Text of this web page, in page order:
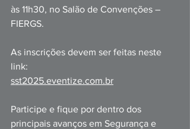
às 11h30, no Salão de Convenções –
FIERGS.
As inscrições devem ser feitas neste
link:
sst2025.eventize.com.br
Participe e fique por dentro dos
principais avanços em Segurança e